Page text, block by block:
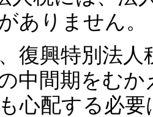
ありません。
復興特別法
中間期をむ
心配する必